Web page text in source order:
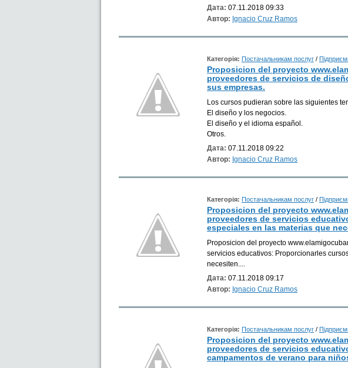
Дата: 07.11.2018 09:33
Автор: Ignacio Cruz Ramos
Категорія: Постачальникам послуг /
Proposicion del proyecto
proveedores de servicios de
sus empresas.
Los cursos pudieran sobre las siguientes
El diseño y los negocios.
El diseño y el idioma español.
Otros.
Дата: 07.11.2018 09:22
Автор: Ignacio Cruz Ramos
Категорія: Постачальникам послуг /
Proposicion del proyecto
proveedores de servicios
especiales en las materias que
Proposicion del proyecto
servicios educativos: Proporcionarles
necesiten....
Дата: 07.11.2018 09:17
Автор: Ignacio Cruz Ramos
Категорія: Постачальникам послуг /
Proposicion del proyecto
proveedores de servicios
campamentos de verano para